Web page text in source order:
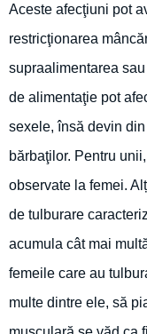
Aceste afecţiuni pot
restricţionarea
supraalimentarea
de alimentaţie pot
sexele, însă devin
bărbaţilor. Pentru
observate la femei.
de tulburare
acumula cât mai
femeile care au
multe dintre ele, să